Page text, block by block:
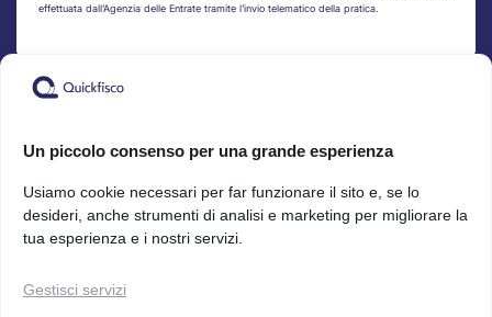
Un piccolo consenso per una grande esperienza
Usiamo cookie necessari per far funzionare il sito e, se lo
desideri, anche strumenti di analisi e marketing per migliorare la
tua esperienza e i nostri servizi.
Gestisci servizi
effettuata dall’Agenzia delle Entrate tramite l’invio telematico della pratica.
Pagamenti sicuri
Bonifico